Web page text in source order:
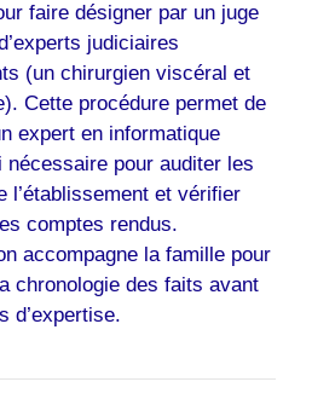
faire désigner par un juge
judiciaires
(un chirurgien viscéral et
Cette procédure permet de
expert en informatique
nécessaire pour auditer les
l’établissement et vérifier
comptes rendus.
accompagne la famille pour
chronologie des faits avant
d’expertise.